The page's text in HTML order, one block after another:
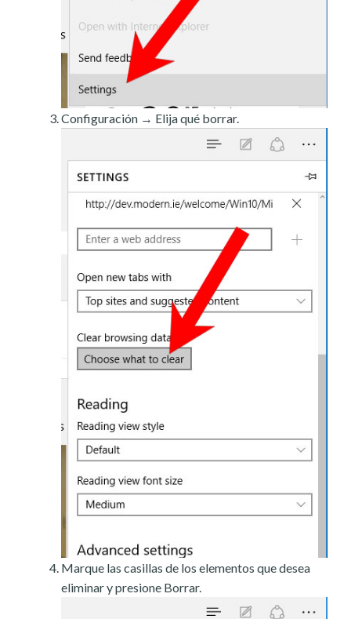
Configuración → Elija qué borrar.
Marque las casillas de los elementos que desea
eliminar y presione Borrar.